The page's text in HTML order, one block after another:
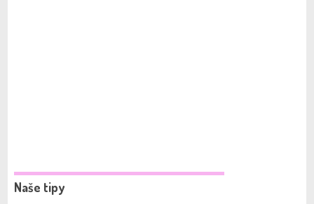
Naše tipy